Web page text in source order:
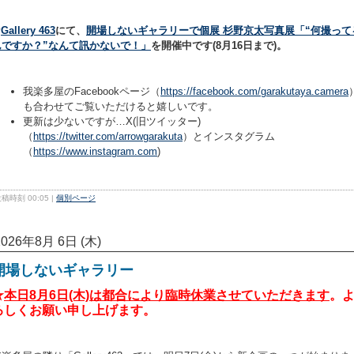
Gallery 463にて、
開場しないギャラリーで個展 杉野京太写真展「“何撮って
すか？”なんて訊かないで！」 を開催中です(8月16日まで)。
我楽多屋のFacebookページ（ https://facebook.com/garakutaya.camera）
も合わせてご覧いただけると嬉しいです。
更新は少ないですが…X(旧ツイッター)
（ https://twitter.com/arrowgarakuta）とインスタグラム
（ https://www.instagram.com)
稿時刻 00:05 | 個別ページ
年8月 6日 (木)
場しないギャラリー
本日8月6日(木)は都合により臨時休業させていただきます。よ
しくお願い申し上げます。